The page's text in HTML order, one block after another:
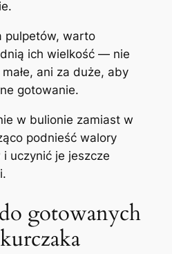
pulpetów, warto
ich wielkość — nie
ani za duże, aby
gotowanie.
w bulionie zamiast w
podnieść walory
uczynić je jeszcze
gotowanych